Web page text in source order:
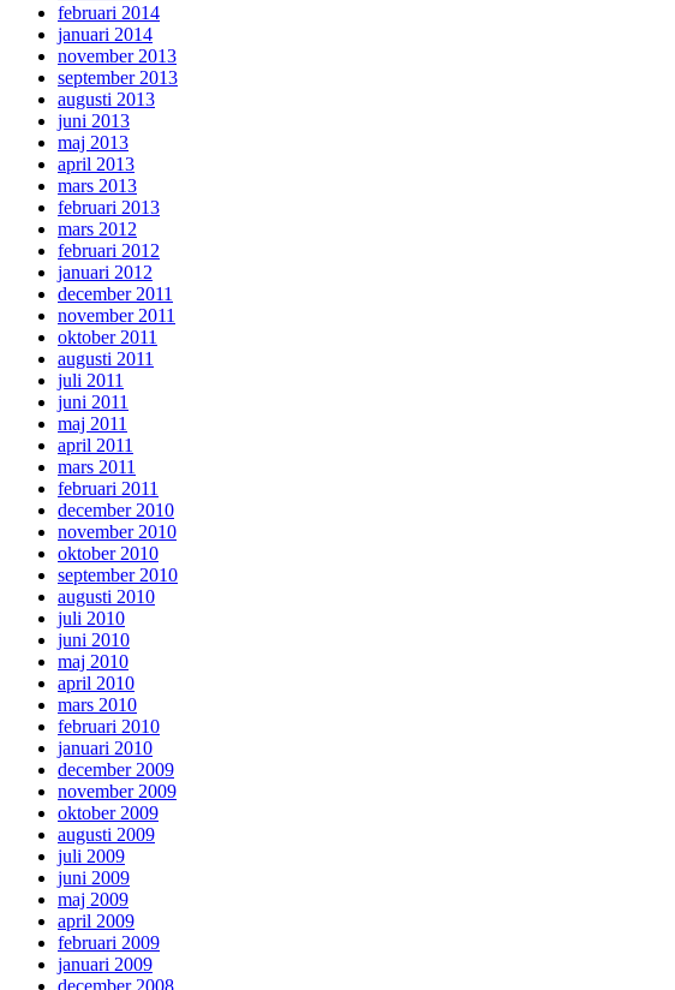
februari 2014
januari 2014
november 2013
september 2013
augusti 2013
juni 2013
maj 2013
april 2013
mars 2013
februari 2013
mars 2012
februari 2012
januari 2012
december 2011
november 2011
oktober 2011
augusti 2011
juli 2011
juni 2011
maj 2011
april 2011
mars 2011
februari 2011
december 2010
november 2010
oktober 2010
september 2010
augusti 2010
juli 2010
juni 2010
maj 2010
april 2010
mars 2010
februari 2010
januari 2010
december 2009
november 2009
oktober 2009
augusti 2009
juli 2009
juni 2009
maj 2009
april 2009
februari 2009
januari 2009
december 2008